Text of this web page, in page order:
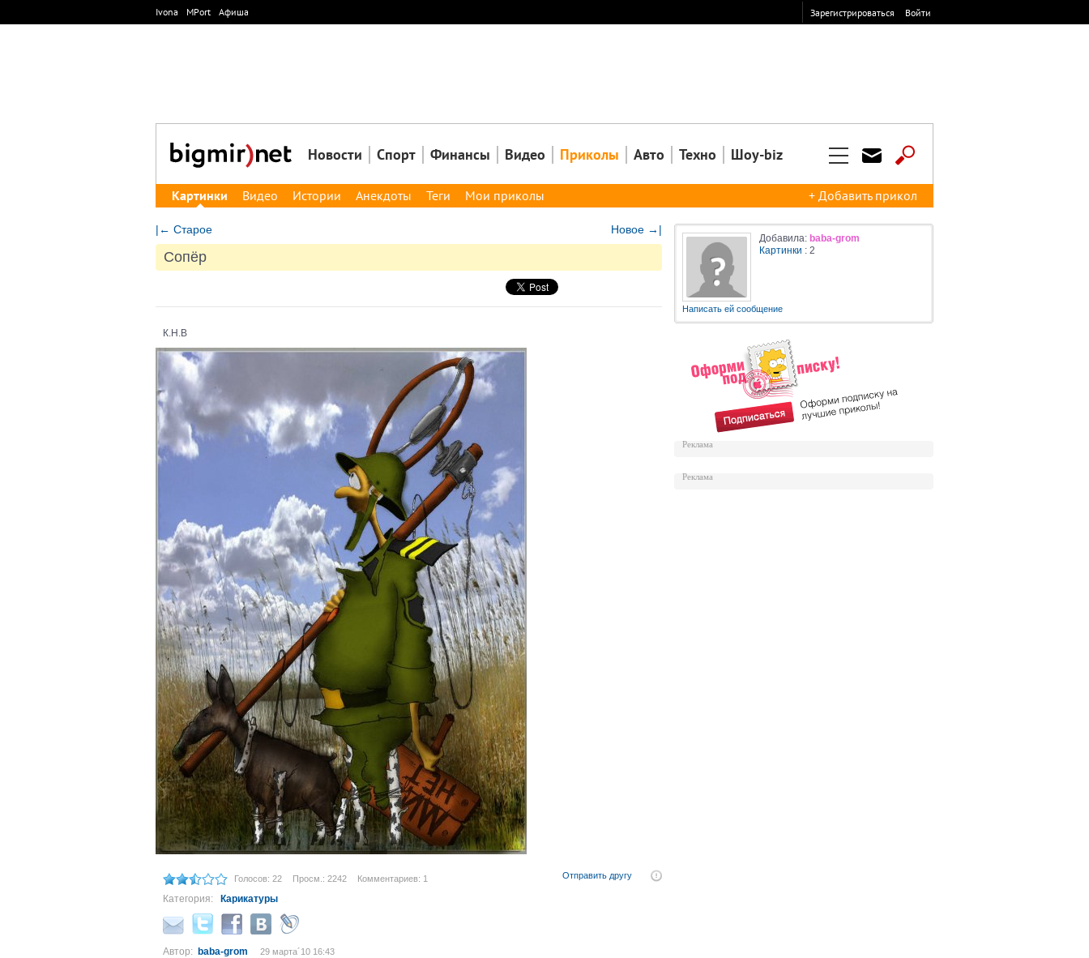
Закрыть
Ivona MPort Афиша Зарегистрироваться Войти
Новости Спорт Финансы Видео Приколы Авто Техно Шоу-biz
Картинки Видео Истории Анекдоты Теги Мои приколы + Добавить прикол
|← Старое Новое →|
Сопёр
К.Н.В
Голосов: 22 Просм.: 2242 Комментариев: 1 Отправить другу
Категория: Карикатуры
Автор: baba-grom 29 марта´10 16:43
Добавила: baba-grom
Картинки : 2
Написать ей сообщение
Реклама
Реклама